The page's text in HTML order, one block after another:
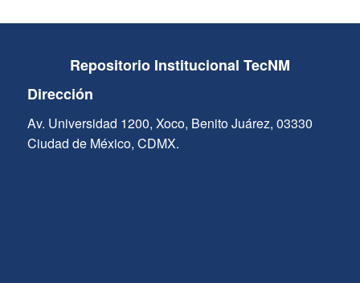
Repositorio Institucional TecNM
Dirección
Av. Universidad 1200, Xoco, Benito Juárez, 03330
Ciudad de México, CDMX.